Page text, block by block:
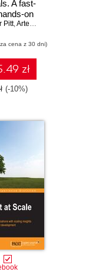
A fast-
on
and
web
React 16
Edition
Pitt,Artemij Fedosejev
cena z 30 dni)
zł
(-10%)